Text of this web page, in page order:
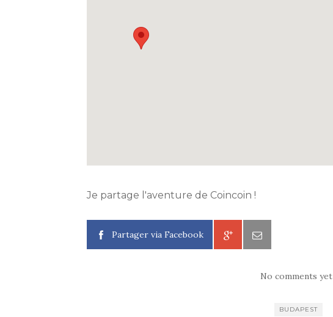
Je partage l'aventure de Coincoin !
Partager via Facebook
No comments yet
BUDAPEST